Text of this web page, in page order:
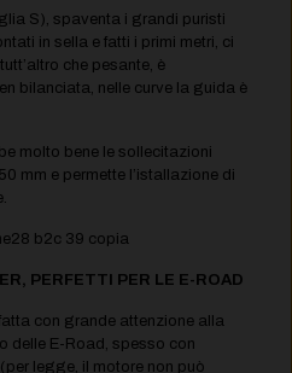
S), spaventa i grandi puristi
in sella e fatti i primi metri, ci
che pesante, è
bilanciata, nelle curve la guida è
molto bene le sollecitazioni
mm e permette l’istallazione di
PERFETTI PER LE E-ROAD
con grande attenzione alla
delle E-Road, spesso con
legge, il motore non può